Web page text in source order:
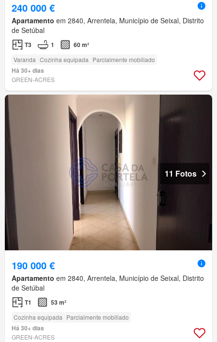
240 000 €
Apartamento em 2840, Arrentela, Município de Seixal, Distrito
de Setúbal
T3 1 60 m²
Varanda Cozinha equipada Parcialmente mobiliado
Há 30+ dias
GREEN-ACRES
11 Fotos
190 000 €
Apartamento em 2840, Arrentela, Município de Seixal, Distrito
de Setúbal
T1 53 m²
Cozinha equipada Parcialmente mobiliado
Há 30+ dias
GREEN-ACRES